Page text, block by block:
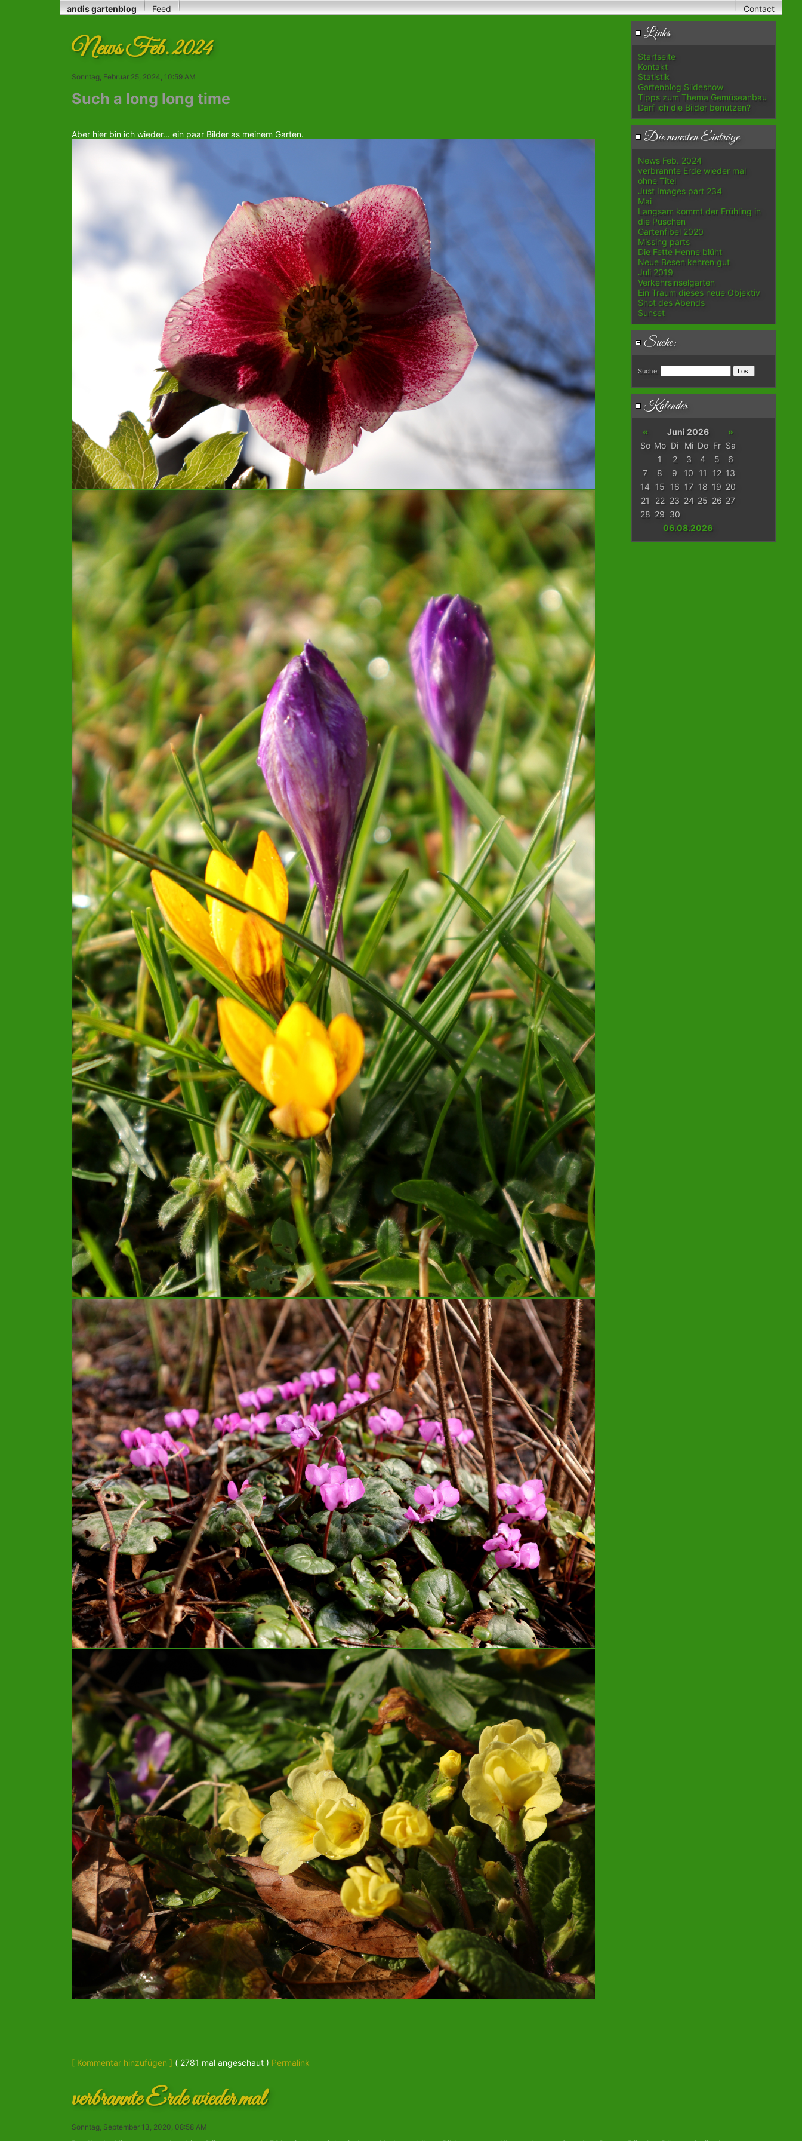
andis gartenblog Feed Contact
Links
Startseite
Kontakt
Statistik
Gartenblog Slideshow
Tipps zum Thema Gemüseanbau
Darf ich die Bilder benutzen?
Die neuesten Einträge
News Feb. 2024
verbrannte Erde wieder mal
ohne Titel
Just Images part 234
Mai
Langsam kommt der Frühling in
die Puschen
Gartenfibel 2020
Missing parts
Die Fette Henne blüht
Neue Besen kehren gut
Juli 2019
Verkehrsinselgarten
Ein Traum dieses neue Objektiv
Shot des Abends
Sunset
Suche:
Suche:
Kalender
« Juni 2026
»
So Mo Di Mi Do Fr Sa
1
2 3 4 5
6
7
8 9 10 11 12 13
14 15 16 17 18 19 20
21
22 23 24 25 26 27
28 29 30
06.08.2026
News Feb. 2024
Sonntag, Februar 25, 2024, 10:59 AM
Such a long long time
Aber hier bin ich wieder... ein paar Bilder as meinem Garten.
[ Kommentar hinzufügen ] ( 2781 mal angeschaut ) Permalink
verbrannte Erde wieder mal
Sonntag, September 13, 2020, 08:58 AM